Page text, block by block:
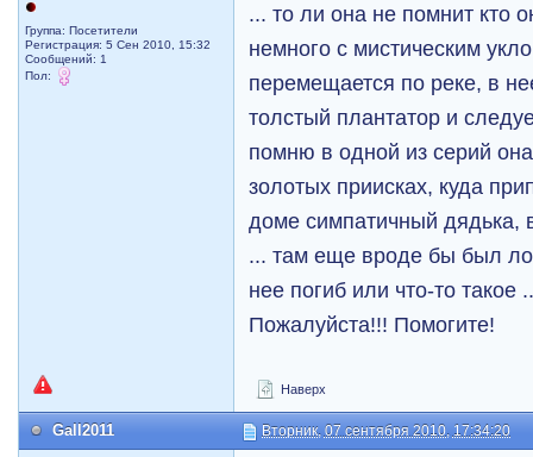
Группа: Посетители
Регистрация: 5 Сен 2010, 15:32
Сообщений: 1
Пол:
... то ли она не помнит кто
немного с мистическим
перемещается по реке, в
толстый плантатор и
помню в одной из серий
золотых приисках, куда
доме симпатичный дядька,
... там еще вроде бы был
нее погиб или что-то такое
Пожалуйста!!! Помогите!
Наверх
Gall2011 Вторник, 07 сентября 2010, 17:34:20